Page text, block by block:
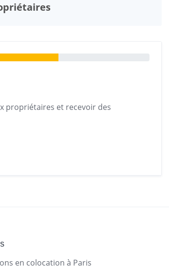
propriétaires et recevoir des
en colocation à Paris